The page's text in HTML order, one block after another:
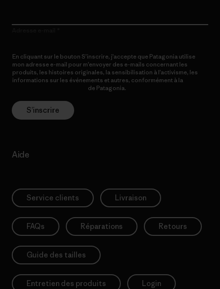
En cliquant sur le bouton S’inscrire, j’accepte que Patagonia utilise
mon adresse e-mail pour m’envoyer des e-mails concernant les
produits, les histoires originales, la sensibilisation à l’activisme, les
informations sur les événements et autres, conformément à la
de Patagonia.
S’inscrire
Aide
Service clients Livraison
FAQs Réparations Retours
Guide des tailles
Entretien des produits Login